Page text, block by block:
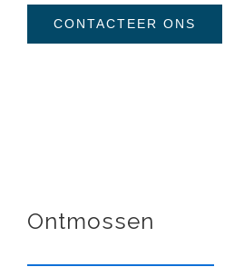
CONTACTEER ONS
Ontmossen